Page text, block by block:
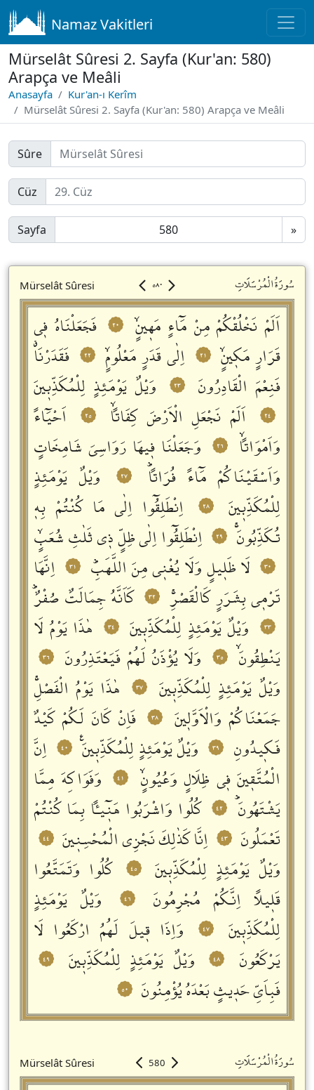
Namaz Vakitleri
Mürselât Sûresi 2. Sayfa (Kur'an: 580)
Arapça ve Meâli
Anasayfa
Kur'an-ı Kerîm
Mürselât Sûresi 2. Sayfa (Kur'an: 580) Arapça ve Meâli
Sûre
Cüz
Sayfa »
Mürselât Sûresi 580 سُورَةُالْمُرْسَلَاتِ
Mürselât Sûresi ٥٨٠ سُورَةُالْمُرْسَلَاتِ
اَلَمْ نَخْلُقْكُمْ مِنْ مَٓاءٍ مَهٖينٍۙ ٢٠
فَجَعَلْنَاهُ فٖي
قَرَارٍ مَكٖينٍۙ
٢١ اِلٰى قَدَرٍ مَعْلُومٍۙ ٢٢
فَقَدَرْنَاࣗ
فَنِعْمَ الْقَادِرُونَ
٢٣ وَيْلٌ يَوْمَئِذٍ لِلْمُكَذِّبٖينَ
٢٤ اَلَمْ نَجْعَلِ الْاَرْضَ كِفَاتاًۙ ٢٥
اَحْيَٓاءً
وَاَمْوَاتاًۙ
٢٦
وَجَعَلْنَا فٖيهَا رَوَاسِيَ شَامِخَاتٍ
وَاَسْقَيْنَاكُمْ مَٓاءً فُرَاتاًؕ
٢٧
وَيْلٌ يَوْمَئِذٍ
لِلْمُكَذِّبٖينَ
٢٨
اِنْطَلِقُٓوا اِلٰى مَا كُنْتُمْ بِهٖ
تُكَذِّبُونَۚ
٢٩ اِنْطَلِقُٓوا اِلٰى ظِلٍّ ذٖي ثَلٰثِ شُعَبٍۙ
٣٠ لَا ظَلٖيلٍ وَلَا يُغْنٖي مِنَ اللَّهَبِؕ ٣١
اِنَّهَا
تَرْمٖي بِشَرَرٍ كَالْقَصْرِۚ
٣٢ كَاَنَّهُ جِمَالَتٌ صُفْرٌؕ
٣٣ وَيْلٌ يَوْمَئِذٍ لِلْمُكَذِّبٖينَ ٣٤
هٰذَا يَوْمُ لَا
يَنْطِقُونَۙ
٣٥ وَلَا يُؤْذَنُ لَهُمْ فَيَعْتَذِرُونَ ٣٦
وَيْلٌ يَوْمَئِذٍ لِلْمُكَذِّبٖينَ ٣٧
هٰذَا يَوْمُ الْفَصْلِۚ
جَمَعْنَاكُمْ وَالْاَوَّلٖينَ
٣٨
فَاِنْ كَانَ لَكُمْ كَيْدٌ
فَكٖيدُونِ
٣٩ وَيْلٌ يَوْمَئِذٍ لِلْمُكَذِّبٖينَࣖ ٤٠
اِنَّ
الْمُتَّقٖينَ فٖي ظِلَالٍ وَعُيُونٍۙ
٤١
وَفَوَاكِهَ مِمَّا
يَشْتَهُونَؕ
٤٢
كُلُوا وَاشْرَبُوا هَنٖٓيـٔاً بِمَا كُنْتُمْ
تَعْمَلُونَ
٤٣ اِنَّا كَذٰلِكَ نَجْزِي الْمُحْسِنٖينَ ٤٤
وَيْلٌ يَوْمَئِذٍ لِلْمُكَذِّبٖينَ ٤٥
كُلُوا وَتَمَتَّعُوا
قَلٖيلاً اِنَّكُمْ مُجْرِمُونَ
٤٦
وَيْلٌ يَوْمَئِذٍ
لِلْمُكَذِّبٖينَ
٤٧
وَاِذَا قٖيلَ لَهُمُ ارْكَعُوا لَا
يَرْكَعُونَ
٤٨ وَيْلٌ يَوْمَئِذٍ لِلْمُكَذِّبٖينَ ٤٩
فَبِاَيِّ حَدٖيثٍ بَعْدَهُ يُؤْمِنُونَ ٥٠